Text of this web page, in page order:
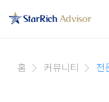
홈 커뮤니티 전